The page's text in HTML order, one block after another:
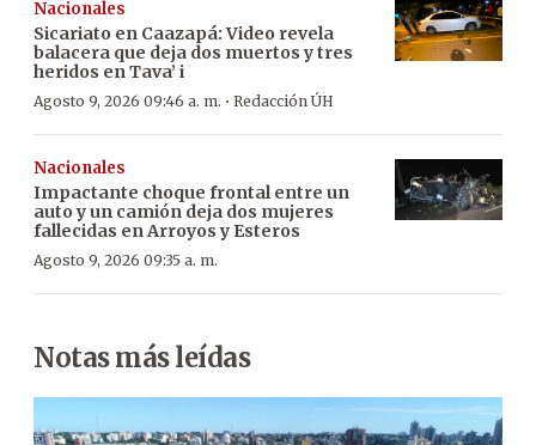
Nacionales
Sicariato en Caazapá: Video revela
balacera que deja dos muertos y tres
heridos en Tava’ i
Agosto 9, 2026 09:46 a. m. · Redacción ÚH
Nacionales
Impactante choque frontal entre un
auto y un camión deja dos mujeres
fallecidas en Arroyos y Esteros
Agosto 9, 2026 09:35 a. m.
Notas más leídas